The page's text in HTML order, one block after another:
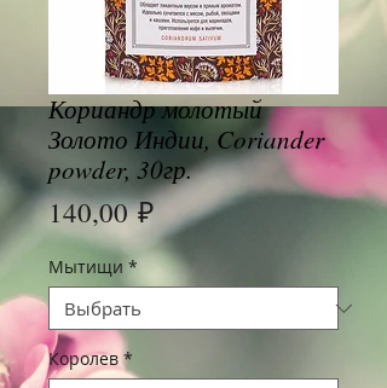
Кориандр молотый
Золото Индии, Coriander
powder, 30гр.
140,00 ₽Цена
Мытищи *
Королев *